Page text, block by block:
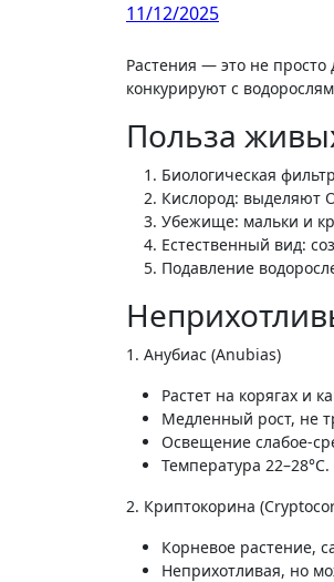
11/12/2025
Растения — это не просто декор. Они поглощают токсины, насыщают кислородом, создают убежища для рыб и
конкурируют с
Польза
Биологическая
Кислород: выделяют
Убежище: мальки и
Естественный вид:
Подавление
1. Анубиас (Anubias)
Растет на корягах и
Медленный рост, не
Освещение слабое-
Температура 22–28°C.
2. Криптокорина
Корневое растение,
Неприхотливая, но